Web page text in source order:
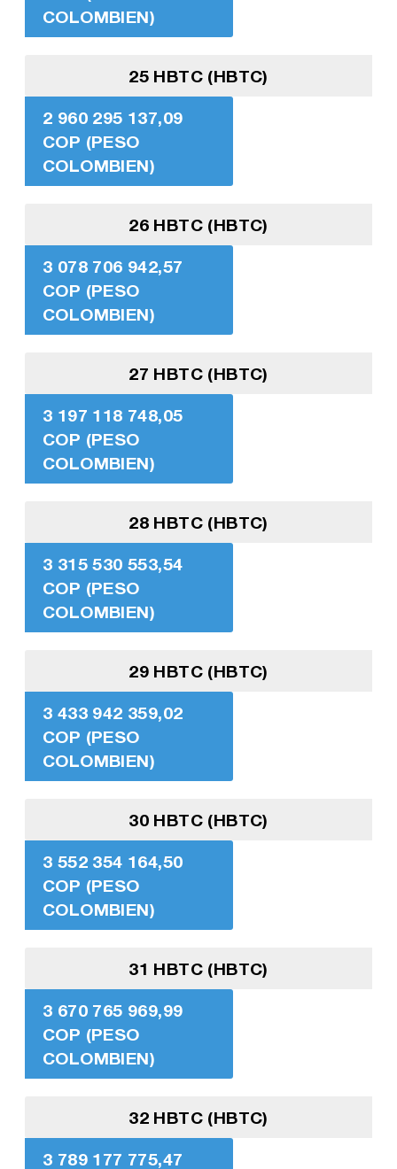
COLOMBIEN)
25 HBTC (HBTC)
2 960 295 137,09
COP (PESO
COLOMBIEN)
26 HBTC (HBTC)
3 078 706 942,57
COP (PESO
COLOMBIEN)
27 HBTC (HBTC)
3 197 118 748,05
COP (PESO
COLOMBIEN)
28 HBTC (HBTC)
3 315 530 553,54
COP (PESO
COLOMBIEN)
29 HBTC (HBTC)
3 433 942 359,02
COP (PESO
COLOMBIEN)
30 HBTC (HBTC)
3 552 354 164,50
COP (PESO
COLOMBIEN)
31 HBTC (HBTC)
3 670 765 969,99
COP (PESO
COLOMBIEN)
32 HBTC (HBTC)
3 789 177 775,47